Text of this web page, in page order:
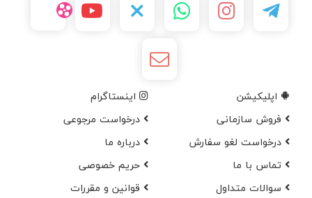
اپلیکیشن
اینستاگرام
فروش سازمانی
درخواست مرجوعی
درخواست لغو سفارش
در‌باره ما
تماس با ما
حریم خصوصی
سوالات متداول
قوانین و مقررات